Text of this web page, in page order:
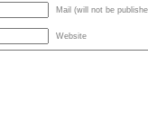
Mail (will not be
Website